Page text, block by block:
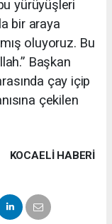
yürüyüşleri
bir araya
oluyoruz. Bu
Başkan
çay içip
çekilen
KOCAELI HABERİ